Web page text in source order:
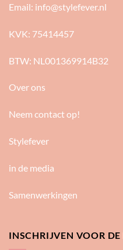
Email: info@stylefever.nl
KVK: 75414457
BTW: NL001369914B32
Over ons
Neem contact op!
Stylefever
in de media
Samenwerkingen
INSCHRIJVEN VOOR